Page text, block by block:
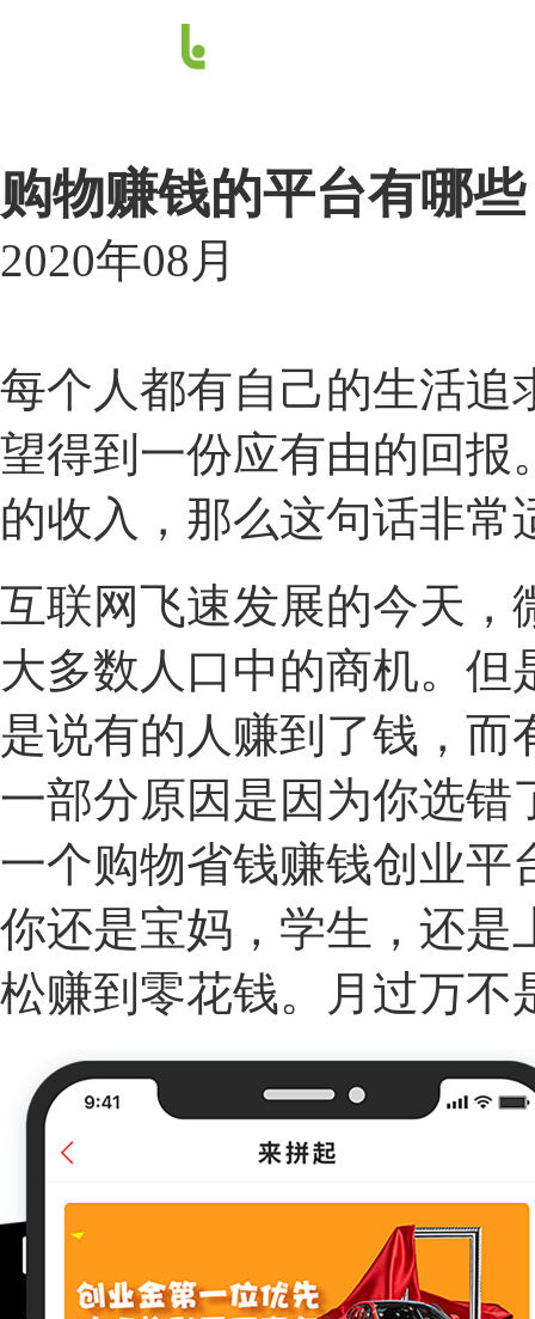
购物赚钱的平台有哪
2020年08月
每个人都有自己的生活追
望得到一份应有由的回报
的收入，那么这句话非常
互联网飞速发展的今天，
大多数人口中的商机。
是说有的人赚到了钱，
一部分原因是因为你选错
一个购物省钱赚钱创业平
你还是宝妈，学生，还是
松赚到零花钱。月过万不